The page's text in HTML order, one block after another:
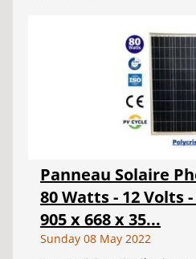
Panneau Solaire
80 Watts - 12 Volts
905 x 668 x 35...
Sunday 08 May 2022